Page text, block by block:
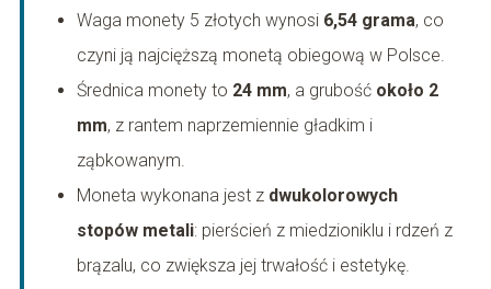
Waga monety 5 złotych wynosi 6,54 grama, co
czyni ją najcięższą monetą obiegową w Polsce.
Średnica monety to 24 mm, a grubość około 2
mm, z rantem naprzemiennie gładkim i
ząbkowanym.
Moneta wykonana jest z dwukolorowych
stopów metali: pierścień z miedzioniklu i rdzeń z
brązalu, co zwiększa jej trwałość i estetykę.